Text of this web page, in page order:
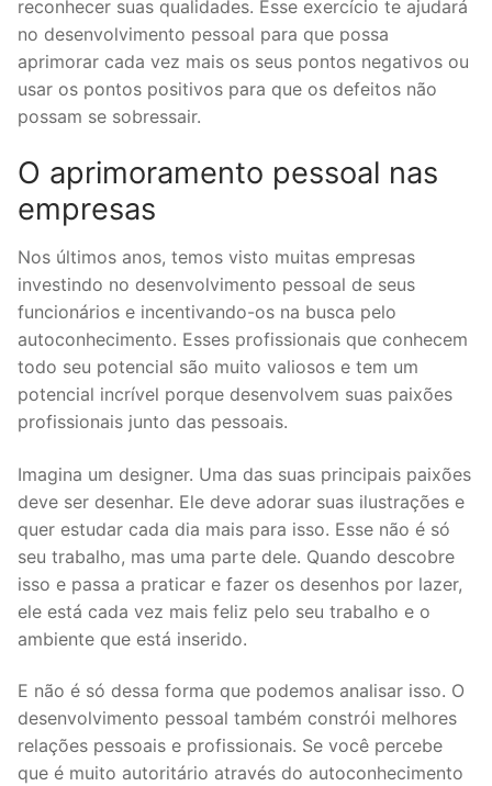
reconhecer suas qualidades. Esse exercício te ajudará
no desenvolvimento pessoal para que possa
aprimorar cada vez mais os seus pontos negativos ou
usar os pontos positivos para que os defeitos não
possam se sobressair.
O aprimoramento pessoal nas
empresas
Nos últimos anos, temos visto muitas empresas
investindo no desenvolvimento pessoal de seus
funcionários e incentivando-os na busca pelo
autoconhecimento. Esses profissionais que conhecem
todo seu potencial são muito valiosos e tem um
potencial incrível porque desenvolvem suas paixões
profissionais junto das pessoais.
Imagina um designer. Uma das suas principais paixões
deve ser desenhar. Ele deve adorar suas ilustrações e
quer estudar cada dia mais para isso. Esse não é só
seu trabalho, mas uma parte dele. Quando descobre
isso e passa a praticar e fazer os desenhos por lazer,
ele está cada vez mais feliz pelo seu trabalho e o
ambiente que está inserido.
E não é só dessa forma que podemos analisar isso. O
desenvolvimento pessoal também constrói melhores
relações pessoais e profissionais. Se você percebe
que é muito autoritário através do autoconhecimento